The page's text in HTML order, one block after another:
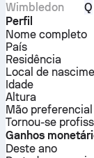
Wimbledon
Q
Perfil
Nome completo
País
Residência
Local de
Idade
Altura
Mão preferencial
Tornou-se
Ganhos
Deste ano